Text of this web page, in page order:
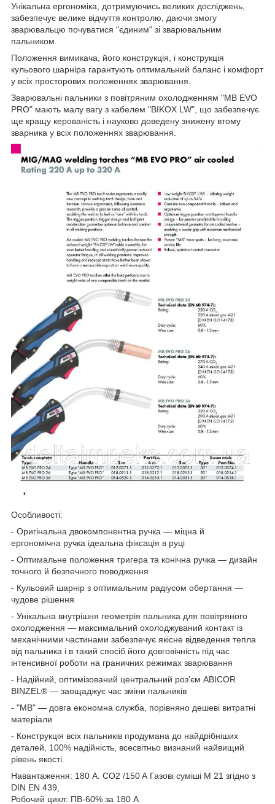
Унікальна ергономіка, дотримуючись великих досліджень,
забезпечує велике відчуття контролю, даючи змогу
зварювальцю почуватися "єдиним" зі зварювальним
пальником.
Положення вимикача, його конструкція, і конструкція
кульового шарніра гарантують оптимальний баланс і комфорт
у всіх просторових положеннях зварювання.
Зварювальні пальники з повітряним охолодженням "MB EVO
PRO" мають малу вагу з кабелем "BIKOX LW", що забезпечує
ще кращу керованість і науково доведену знижену втому
зварника у всіх положеннях зварювання.
Особливості:
- Оригінальна двокомпонентна ручка — міцна й
ергономічна ручка ідеальна фіксація в руці
- Оптимальне положення тригера та конічна ручка — дизайн
точного й безпечного поводження
- Кульовий шарнір з оптимальним радіусом обертання —
чудове рішення
- Унікальна внутрішня геометрія пальника для повітряного
охолодження — максимальний охолоджуваний контакт із
механічними частинами забезпечує якісне відведення тепла
від пальника і в такий спосіб його довговічність під час
інтенсивної роботи на граничних режимах зварювання
- Надійний, оптимізований центральний роз'єм ABICOR
BINZEL® — заощаджує час зміни пальників
- "MB" — довга економна служба, порівняно дешеві витратні
матеріали
- Конструкція всіх пальників продумана до найдрібніших
деталей, 100% надійність, всесвітньо визнаний найвищий
рівень якості.
Навантаження: 180 А. CO2 /150 A Газові суміші M 21 згідно з
DIN EN 439,
Робочий цикл: ПВ-60% за 180 А